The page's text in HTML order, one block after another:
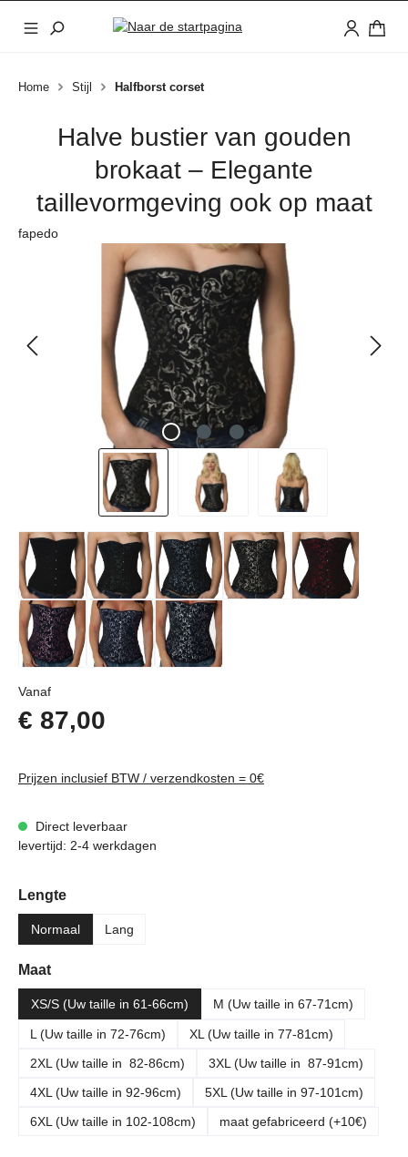
Ga naar de hoofdinhoud
Home Stijl Halfborst corset
Halve bustier van gouden
brokaat – Elegante
taillevormgeving ook op maat
fapedo
Afbeeldingengalerij overslaan
VanafNormale prijs:
€ 87,00
Prijzen inclusief BTW / verzendkosten = 0€
Direct leverbaar
levertijd: 2-4 werkdagen
Selecteer
Lengte
Normaal Lang
Selecteer
Maat
XS/S (Uw taille in 61-66cm) M (Uw taille in 67-71cm)
L (Uw taille in 72-76cm)
XL (Uw taille in 77-81cm)
2XL (Uw taille in 82-86cm)
3XL (Uw taille in 87-91cm)
4XL (Uw taille in 92-96cm)
5XL (Uw taille in 97-101cm)
6XL (Uw taille in 102-108cm)
maat gefabriceerd (+10€)